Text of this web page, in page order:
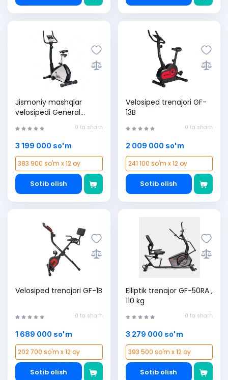
Jismoniy mashqlar
velosipedi General
0 ta sharh
3 199 000 so'm
383 900 so'm x 12 oy
Sotib olish
Velosiped trenajori GF-
13B
0 ta sharh
2 009 000 so'm
241 100 so'm x 12 oy
Sotib olish
Velosiped trenajori GF-1B
0 ta sharh
1 689 000 so'm
202 700 so'm x 12 oy
Sotib olish
Elliptik trenajor GF-50RA ,
110 kg
0 ta sharh
3 279 000 so'm
393 500 so'm x 12 oy
Sotib olish